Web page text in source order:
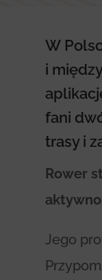
W
i
fani
trasy i
Rower
Jego